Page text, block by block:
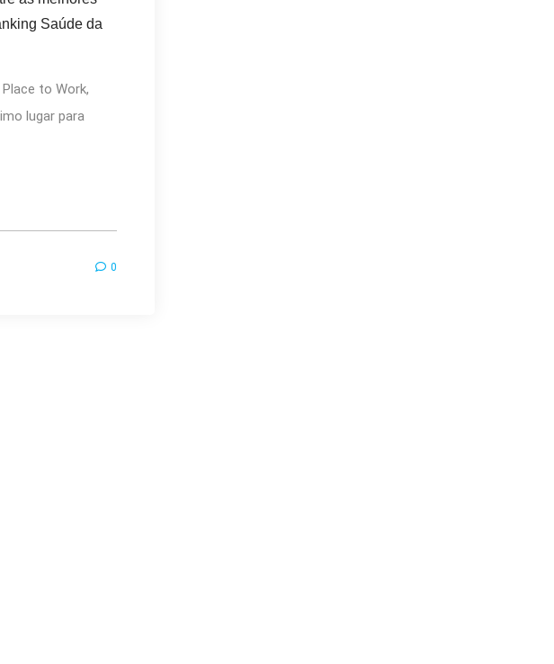
Saúde da
to Work,
lugar para
0